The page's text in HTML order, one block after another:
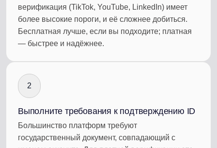
верификация (TikTok, YouTube, LinkedIn) имеет
более высокие пороги, и её сложнее добиться.
Бесплатная лучше, если вы подходите; платная
— быстрее и надёжнее.
2
Выполните требования к подтверждению ID
Большинство платформ требуют
государственный документ, совпадающий с